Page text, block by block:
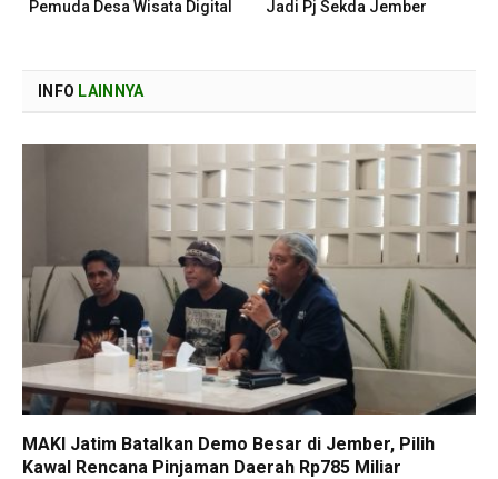
Pemuda Desa Wisata Digital Jadi Pj Sekda Jember
INFO LAINNYA
MAKI Jatim Batalkan Demo Besar di Jember, Pilih
Kawal Rencana Pinjaman Daerah Rp785 Miliar